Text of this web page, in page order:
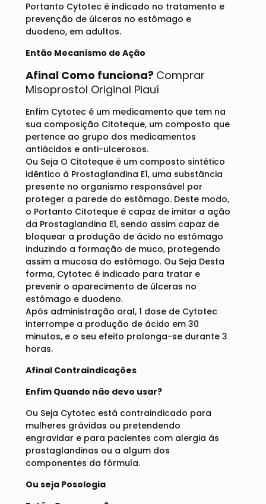
Portanto Cytotec é indicado no tratamento e
prevenção de úlceras no estômago e
duodeno, em adultos.
Então Mecanismo de Ação
Afinal Como funciona? Comprar
Misoprostol Original Piauí
Enfim Cytotec é um medicamento que tem na
sua composição Citoteque, um composto que
pertence ao grupo dos medicamentos
antiácidos e anti-ulcerosos.
Ou Seja O Citoteque é um composto sintético
idêntico à Prostaglandina E1, uma substância
presente no organismo responsável por
proteger a parede do estômago. Deste modo,
o Portanto Citoteque é capaz de imitar a ação
da Prostaglandina E1, sendo assim capaz de
bloquear a produção de ácido no estômago
induzindo a formação de muco, protegendo
assim a mucosa do estômago. Ou Seja Desta
forma, Cytotec é indicado para tratar e
prevenir o aparecimento de úlceras no
estômago e duodeno.
Após administração oral, 1 dose de Cytotec
interrompe a produção de ácido em 30
minutos, e o seu efeito prolonga-se durante 3
horas.
Afinal Contraindicações
Enfim Quando não devo usar?
Ou Seja Cytotec está contraindicado para
mulheres grávidas ou pretendendo
engravidar e para pacientes com alergia ás
prostaglandinas ou a algum dos
componentes da fórmula.
Ou seja Posologia